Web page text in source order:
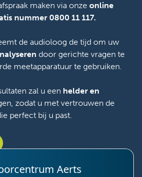
maken via onze online
nummer 0800 11 117.
de audioloog de tijd om uw
door gerichte vragen te
meetapparatuur te gebruiken.
zal u een helder en
zodat u met vertrouwen de
perfect bij u past.